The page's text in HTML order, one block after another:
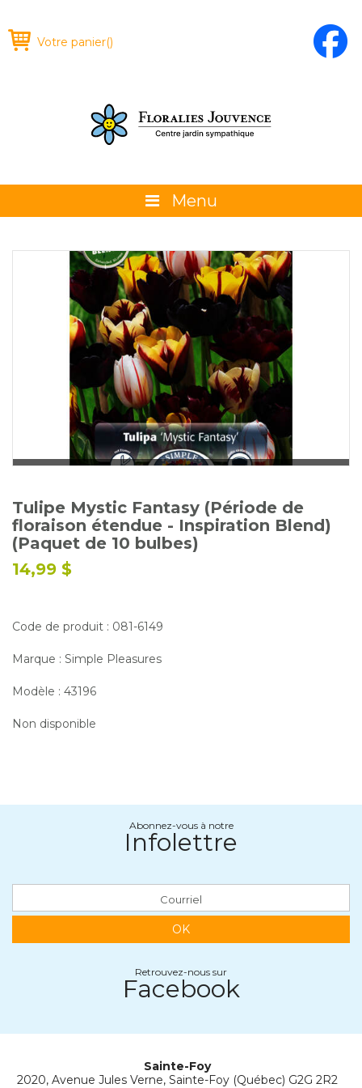
Votre panier()
Menu
La boutique
Promotions et évènements
Conseils
Glossaire
Calendrier horticole
Emplois
Service à la clientèle
Nous joindre
Tulipe Mystic Fantasy (Période de
floraison étendue - Inspiration Blend)
(Paquet de 10 bulbes)
14,99 $
Code de produit : 081-6149
Marque : Simple Pleasures
Modèle : 43196
Non disponible
Abonnez-vous à notre
Infolettre
OK
Retrouvez-nous sur
Facebook
Sainte-Foy
2020, Avenue Jules Verne, Sainte-Foy (Québec) G2G 2R2